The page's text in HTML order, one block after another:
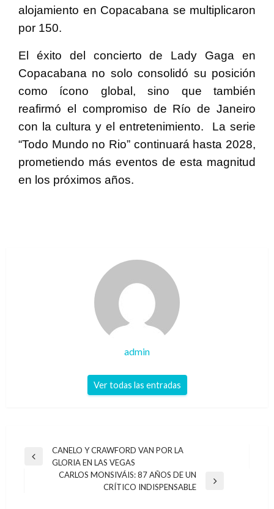
alojamiento en Copacabana se multiplicaron
por 150.
El éxito del concierto de Lady Gaga en
Copacabana no solo consolidó su posición
como ícono global, sino que también
reafirmó el compromiso de Río de Janeiro
con la cultura y el entretenimiento. La serie
“Todo Mundo no Rio” continuará hasta 2028,
prometiendo más eventos de esta magnitud
en los próximos años.
admin
Ver todas las entradas
Navegación
Entrada
CANELO Y CRAWFORD VAN POR LA
GLORIA EN LAS VEGAS
CARLOS MONSIVÁIS: 87 AÑOS DE UN
CRÍTICO INDISPENSABLE